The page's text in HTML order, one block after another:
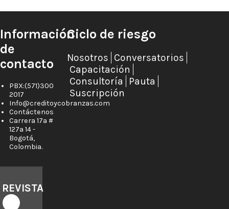
Información
de
contacto
PBX:(571)300
2017
Info@creditoycobranzas.com
Contáctenos
Carrera 17a #
127a 14 -
Bogotá,
Colombia.
Ciclo de riesgo
Nosotros Conversatorios
Capacitación
Consultoría
Pauta
Suscripción
REVISTA